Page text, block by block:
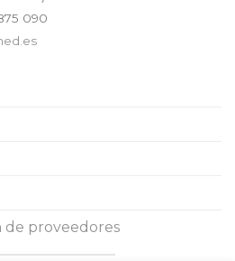
090
de proveedores